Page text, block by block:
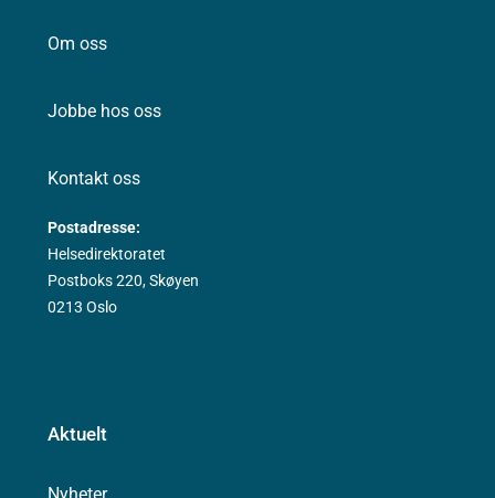
Om oss
Jobbe hos oss
Kontakt oss
Postadresse:
Helsedirektoratet
Postboks 220, Skøyen
0213 Oslo
Aktuelt
Nyheter